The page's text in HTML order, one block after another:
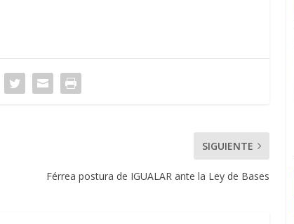
SIGUIENTE
Férrea postura de IGUALAR ante la Ley de Bases